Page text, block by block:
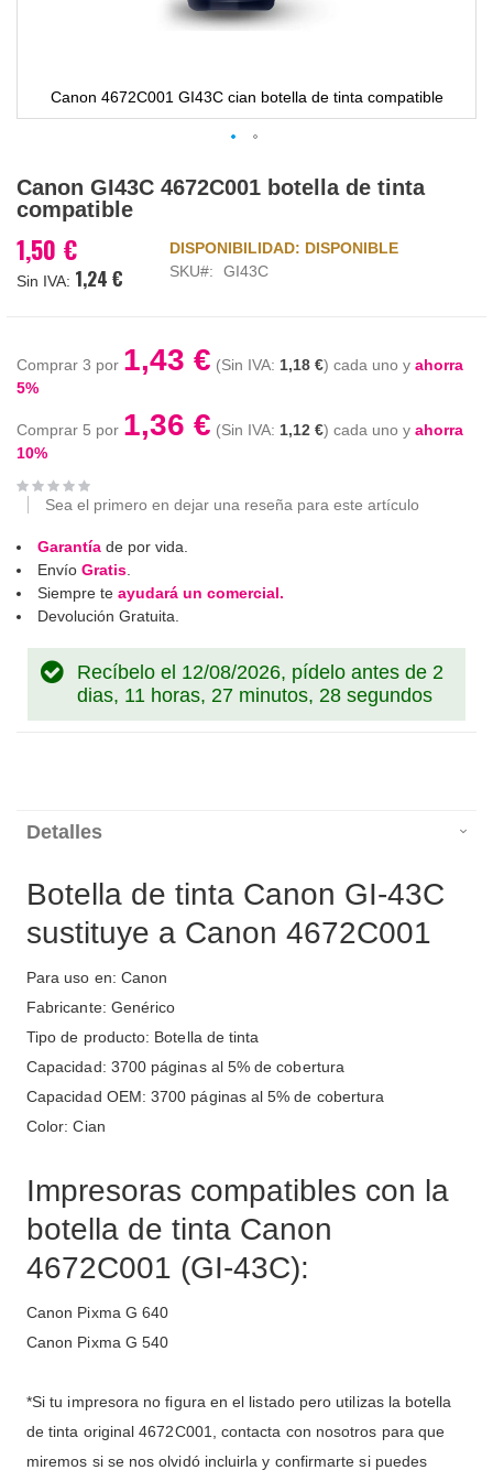
Canon 4672C001 GI43C cian botella de tinta compatible
al
comienzo
la
galería
Canon GI43C 4672C001 botella de tinta
compatible
1,50 €
1,24 €
DISPONIBILIDAD: DISPONIBLE
SKU
GI43C
Comprar 3 por 1,43 € 1,18 € cada uno y ahorra
5%
Comprar 5 por 1,36 € 1,12 € cada uno y ahorra
10%
Sea el primero en dejar una reseña para este artículo
Garantía de por vida.
Envío Gratis.
Siempre te ayudará un comercial.
Devolución Gratuita.
Recíbelo el 12/08/2026, pídelo antes de 2
dias, 11 horas, 27 minutos, 28 segundos
Detalles
Botella de tinta Canon GI-43C
sustituye a Canon 4672C001
Para uso en: Canon
Fabricante: Genérico
Tipo de producto: Botella de tinta
Capacidad: 3700 páginas al 5% de cobertura
Capacidad OEM: 3700 páginas al 5% de cobertura
Color: Cian
Impresoras compatibles con la
botella de tinta Canon
4672C001 (GI-43C):
Canon Pixma G 640
Canon Pixma G 540
*Si tu impresora no figura en el listado pero utilizas la botella
de tinta original 4672C001, contacta con nosotros para que
miremos si se nos olvidó incluirla y confirmarte si puedes